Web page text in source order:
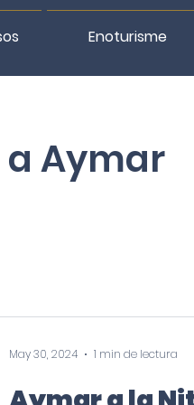
Enoturisme
Aymar
May 30, 2024 1 min de lectura